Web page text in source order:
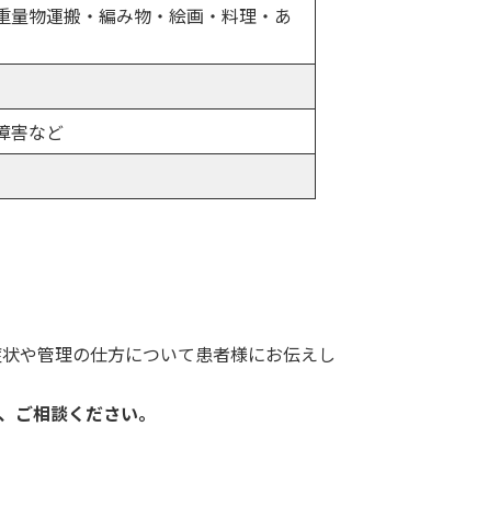
物運搬・編み物・絵画・料理・あ
害など
や管理の仕方について患者様にお伝えし
相談ください。